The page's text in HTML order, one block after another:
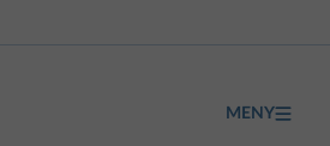
MENY